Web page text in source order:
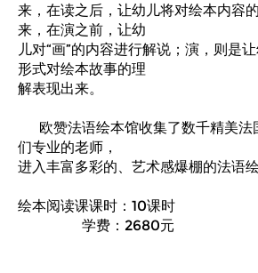
来，在读之后，让幼儿将对绘本内容
来，在演之前，让幼
儿对“画”的内容进行解说；演，则是
形式对绘本故事的理
解表现出来。
欧赞法语绘本馆收集了数千精美法
们专业的老师，
进入丰富多彩的、艺术感爆棚的法语
绘本阅读课课时：10课时
学费：2680元